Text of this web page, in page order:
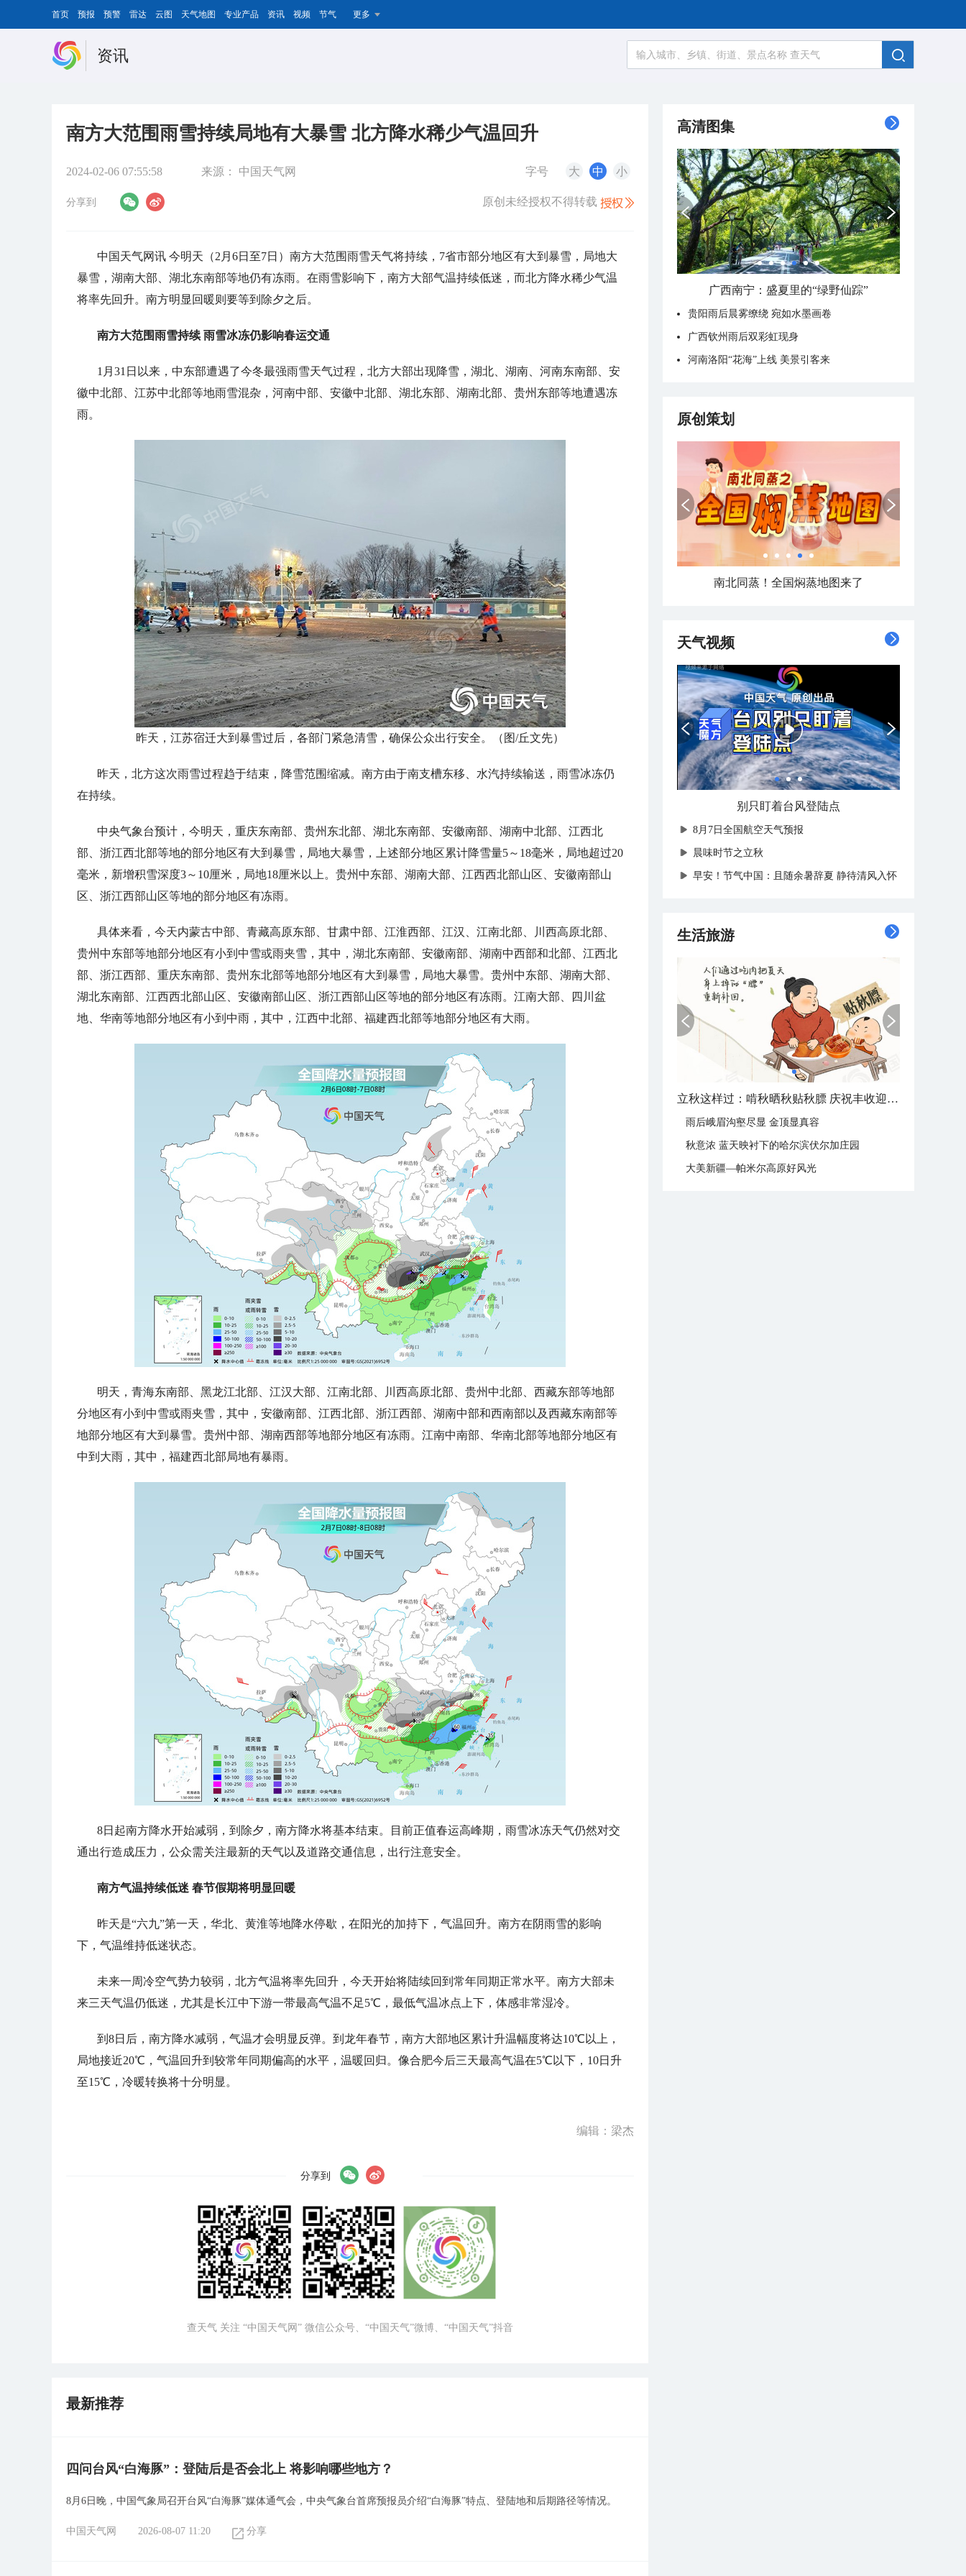
首页 预报 预警 雷达 云图 天气地图 专业产品 资讯 视频 节气 更多
资讯
南方大范围雨雪持续局地有大暴雪 北方降水稀少气温回升
2024-02-06 07:55:58 来源： 中国天气网 字号 大 中 小
分享到 原创未经授权不得转载
中国天气网讯 今明天（2月6日至7日）南方大范围雨雪天气将持续，7省市部分地区有大到暴雪，局地大
暴雪，湖南大部、湖北东南部等地仍有冻雨。在雨雪影响下，南方大部气温持续低迷，而北方降水稀少气温
将率先回升。南方明显回暖则要等到除夕之后。
南方大范围雨雪持续 雨雪冰冻仍影响春运交通
1月31日以来，中东部遭遇了今冬最强雨雪天气过程，北方大部出现降雪，湖北、湖南、河南东南部、安
徽中北部、江苏中北部等地雨雪混杂，河南中部、安徽中北部、湖北东部、湖南北部、贵州东部等地遭遇冻
雨。
昨天，江苏宿迁大到暴雪过后，各部门紧急清雪，确保公众出行安全。（图/丘文先）
昨天，北方这次雨雪过程趋于结束，降雪范围缩减。南方由于南支槽东移、水汽持续输送，雨雪冰冻仍
在持续。
中央气象台预计，今明天，重庆东南部、贵州东北部、湖北东南部、安徽南部、湖南中北部、江西北
部、浙江西北部等地的部分地区有大到暴雪，局地大暴雪，上述部分地区累计降雪量5～18毫米，局地超过20
毫米，新增积雪深度3～10厘米，局地18厘米以上。贵州中东部、湖南大部、江西西北部山区、安徽南部山
区、浙江西部山区等地的部分地区有冻雨。
具体来看，今天内蒙古中部、青藏高原东部、甘肃中部、江淮西部、江汉、江南北部、川西高原北部、
贵州中东部等地部分地区有小到中雪或雨夹雪，其中，湖北东南部、安徽南部、湖南中西部和北部、江西北
部、浙江西部、重庆东南部、贵州东北部等地部分地区有大到暴雪，局地大暴雪。贵州中东部、湖南大部、
湖北东南部、江西西北部山区、安徽南部山区、浙江西部山区等地的部分地区有冻雨。江南大部、四川盆
地、华南等地部分地区有小到中雨，其中，江西中北部、福建西北部等地部分地区有大雨。
明天，青海东南部、黑龙江北部、江汉大部、江南北部、川西高原北部、贵州中北部、西藏东部等地部
分地区有小到中雪或雨夹雪，其中，安徽南部、江西北部、浙江西部、湖南中部和西南部以及西藏东南部等
地部分地区有大到暴雪。贵州中部、湖南西部等地部分地区有冻雨。江南中南部、华南北部等地部分地区有
中到大雨，其中，福建西北部局地有暴雨。
8日起南方降水开始减弱，到除夕，南方降水将基本结束。目前正值春运高峰期，雨雪冰冻天气仍然对交
通出行造成压力，公众需关注最新的天气以及道路交通信息，出行注意安全。
南方气温持续低迷 春节假期将明显回暖
昨天是“六九”第一天，华北、黄淮等地降水停歇，在阳光的加持下，气温回升。南方在阴雨雪的影响
下，气温维持低迷状态。
未来一周冷空气势力较弱，北方气温将率先回升，今天开始将陆续回到常年同期正常水平。南方大部未
来三天气温仍低迷，尤其是长江中下游一带最高气温不足5℃，最低气温冰点上下，体感非常湿冷。
到8日后，南方降水减弱，气温才会明显反弹。到龙年春节，南方大部地区累计升温幅度将达10℃以上，
局地接近20℃，气温回升到较常年同期偏高的水平，温暖回归。像合肥今后三天最高气温在5℃以下，10日升
至15℃，冷暖转换将十分明显。
编辑：梁杰
分享到
查天气 关注 “中国天气网” 微信公众号、“中国天气”微博、“中国天气”抖音
最新推荐
四问台风“白海豚”：登陆后是否会北上 将影响哪些地方？
8月6日晚，中国气象局召开台风“白海豚”媒体通气会，中央气象台首席预报员介绍“白海豚”特点、登陆地和后期路径等情况。
中国天气网 2026-08-07 11:20 分享
高清图集
广西南宁：盛夏里的“绿野仙踪”
贵阳雨后晨雾缭绕 宛如水墨画卷
广西钦州雨后双彩虹现身
河南洛阳“花海”上线 美景引客来
原创策划
南北同蒸！全国焖蒸地图来了
天气视频
别只盯着台风登陆点
8月7日全国航空天气预报
晨味时节之立秋
早安！节气中国：且随余暑辞夏 静待清风入怀
生活旅游
立秋这样过：啃秋晒秋贴秋膘 庆祝丰收迎秋来
雨后峨眉沟壑尽显 金顶显真容
秋意浓 蓝天映衬下的哈尔滨伏尔加庄园
大美新疆—帕米尔高原好风光